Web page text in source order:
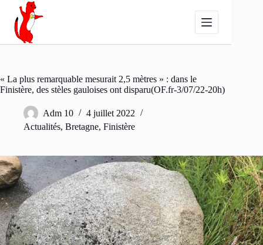
Passer
contenu
« La plus remarquable mesurait 2,5 mètres » : dans le
Finistère, des stèles gauloises ont disparu(OF.fr-3/07/22-20h)
Adm 10
4 juillet 2022
Actualités, Bretagne, Finistère